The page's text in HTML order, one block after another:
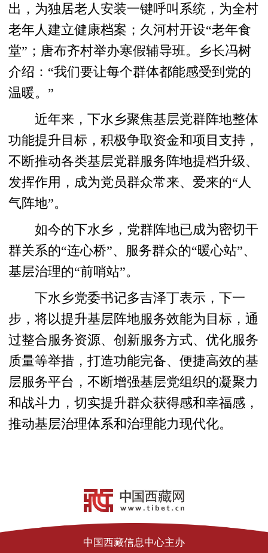
出，为独居老人安装一键呼叫系统，为全村
老年人建立健康档案；久河村开设“老年食
堂”；唐布齐村举办寒假辅导班。乡长冯树
介绍：“我们要让每个群体都能感受到党的
温暖。”
近年来，下水乡聚焦基层党群阵地整体
功能提升目标，积极争取资金和项目支持，
不断推动各类基层党群服务阵地提档升级、
发挥作用，成为党员群众常来、爱来的“人
气阵地”。
如今的下水乡，党群阵地已成为密切干
群关系的“连心桥”、服务群众的“暖心站”、
基层治理的“前哨站”。
下水乡党委书记多吉泽丁表示，下一
步，将以提升基层阵地服务效能为目标，通
过整合服务资源、创新服务方式、优化服务
质量等举措，打造功能完备、便捷高效的基
层服务平台，不断增强基层党组织的凝聚力
和战斗力，切实提升群众获得感和幸福感，
推动基层治理体系和治理能力现代化。
中国西藏信息中心主办